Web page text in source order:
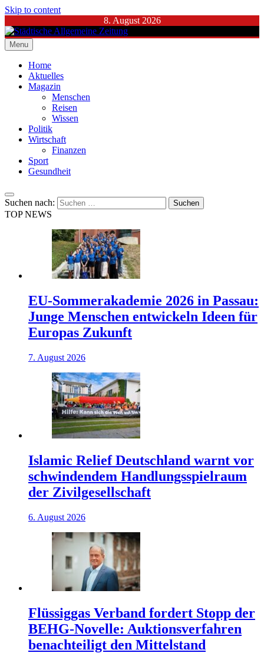
Skip to content
8. August 2026
Städtische Allgemeine Zeitung
Menu
Home
Aktuelles
Magazin
Menschen
Reisen
Wissen
Politik
Wirtschaft
Finanzen
Sport
Gesundheit
Suchen nach:
TOP NEWS
EU-Sommerakademie 2026 in Passau:
Junge Menschen entwickeln Ideen für
Europas Zukunft
7. August 2026
Islamic Relief Deutschland warnt vor
schwindendem Handlungsspielraum
der Zivilgesellschaft
6. August 2026
Flüssiggas Verband fordert Stopp der
BEHG-Novelle: Auktionsverfahren
benachteiligt den Mittelstand